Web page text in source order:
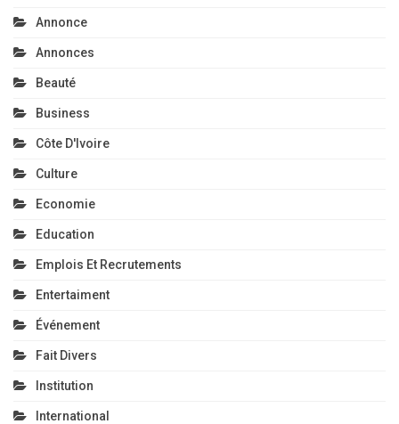
Annonce
Annonces
Beauté
Business
Côte D'Ivoire
Culture
Economie
Education
Emplois Et Recrutements
Entertaiment
Événement
Fait Divers
Institution
International